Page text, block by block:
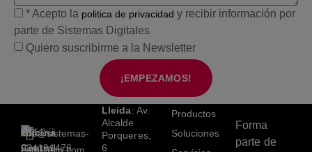
* Acepto la politica de privacidad y recibir información por
parte de Sistemas Digitales
Quiero suscribirme a la Newsletter
¡EMPEZAMOS!
Oficina
Central
+34
934191476
info@sistemas-
catalunya.com
Lleida: Av.
Alcalde
Porqueres,
6
Productos
Soluciones
Forma
parte de